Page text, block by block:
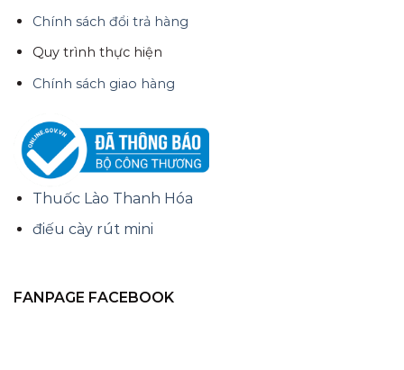
Chính sách đổi trả hàng
Quy trình thực hiện
Chính sách giao hàng
Thuốc Lào Thanh Hóa
điếu cày rút mini
FANPAGE FACEBOOK